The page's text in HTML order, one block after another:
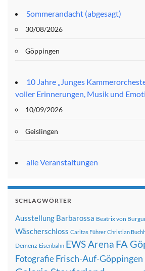
Sommerandacht (abgesagt)
30/08/2026
Göppingen
10 Jahre „Junges
voller Erinnerungen, Musik und
10/09/2026
Geislingen
alle Veranstaltungen
SCHLAGWÖRTER
Ausstellung Barbarossa Beatrix von
Wäscherschloss Caritas Führer Christian
Demenz Eisenbahn EWS Arena FA
FotografieFrisch-Auf-Göppingen